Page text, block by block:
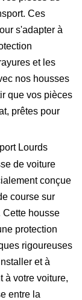
Ces
s'adapter à
et les
nos housses
que vos pièces
prêtes pour
Lourds
de voiture
conçue
course sur
Cette housse
protection
rigoureuses
et à
à votre voiture,
entre la